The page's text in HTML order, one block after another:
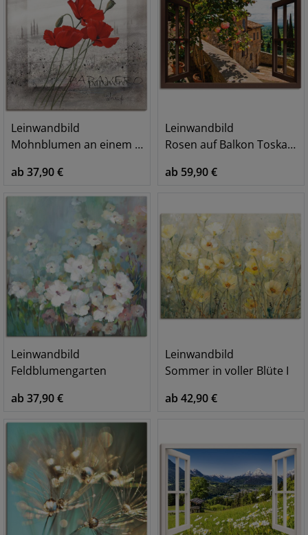
Leinwandbild
Mohnblumen an einem nebligen Morgen
ab 37,90 €
Leinwandbild
Rosen auf Balkon Toskana, braun
ab 59,90 €
Leinwandbild
Feldblumengarten
ab 37,90 €
Leinwandbild
Sommer in voller Blüte I
ab 42,90 €